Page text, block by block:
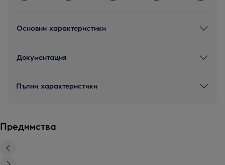
Основни характеристики
Документация
Пълни характеристики
Предимства